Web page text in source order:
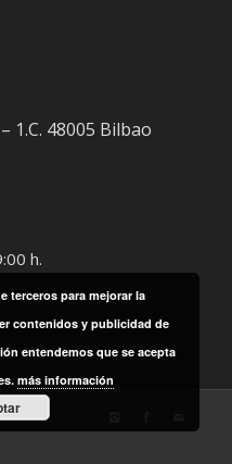
1.C. 48005 Bilbao
h.
terceros para mejorar la
contenidos y publicidad de
entendemos que se acepta
más información